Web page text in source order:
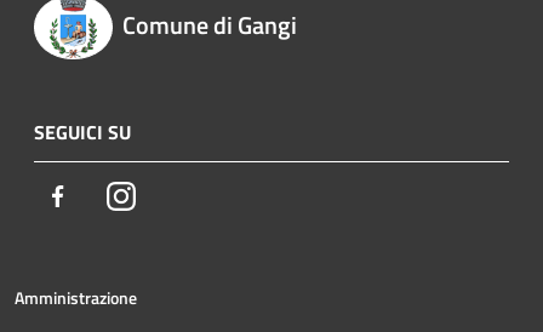
Comune di Gangi
SEGUICI SU
FacebookInstagram
Amministrazione